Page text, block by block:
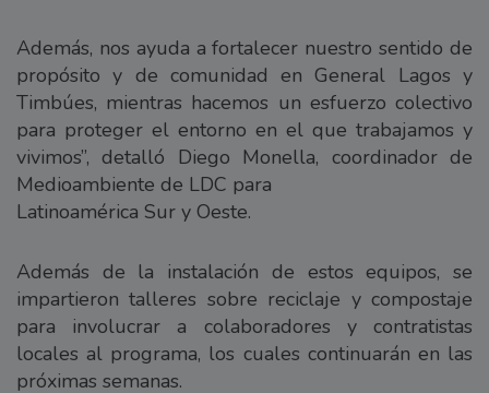
Además, nos ayuda a fortalecer nuestro sentido de
propósito y de comunidad en General Lagos y
Timbúes, mientras hacemos un esfuerzo colectivo
para proteger el entorno en el que trabajamos y
vivimos”, detalló Diego Monella, coordinador de
Medioambiente de LDC para
Latinoamérica Sur y Oeste.
Además de la instalación de estos equipos, se
impartieron talleres sobre reciclaje y compostaje
para involucrar a colaboradores y contratistas
locales al programa, los cuales continuarán en las
próximas semanas.